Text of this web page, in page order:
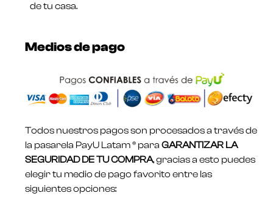
de tu casa.
Medios de pago
Todos nuestros pagos son procesados a través de
la pasarela PayU Latam ® para GARANTIZAR LA
SEGURIDAD DE TU COMPRA, gracias a esto puedes
elegir tu medio de pago favorito entre las
siguientes opciones: